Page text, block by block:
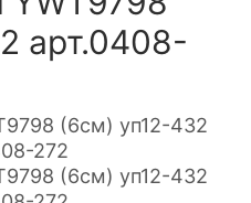
арт.0408-